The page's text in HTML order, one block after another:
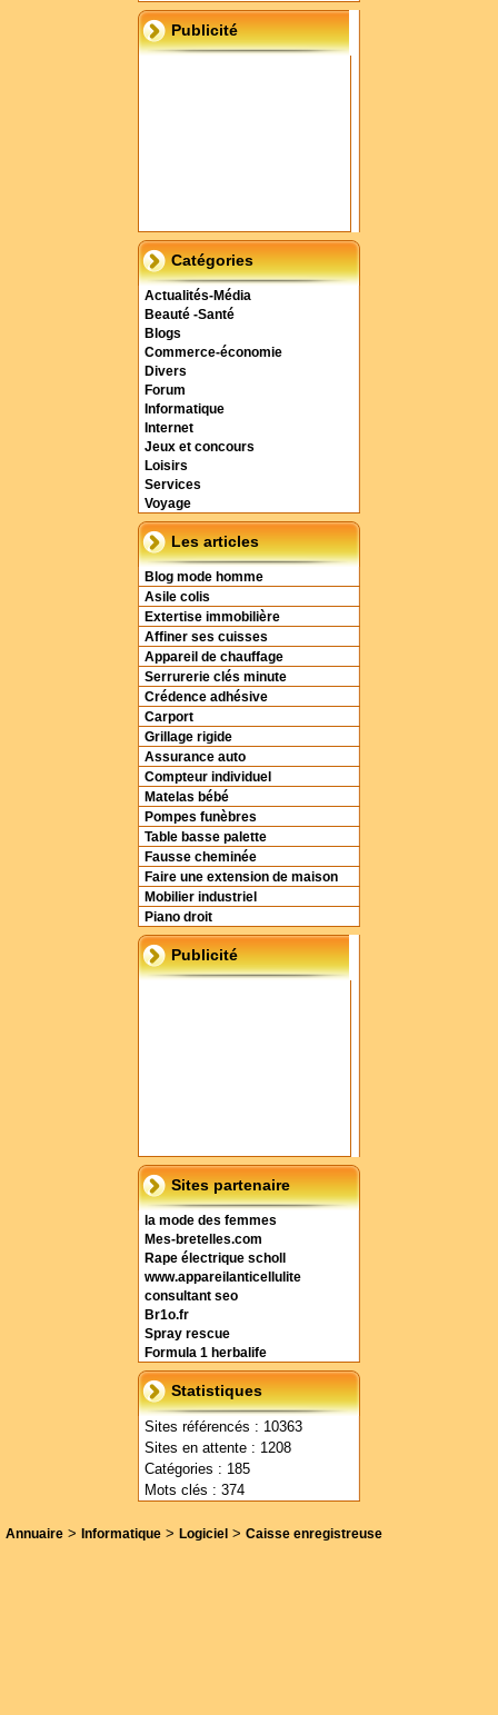
Publicité
Catégories
Actualités-Média
Beauté -Santé
Blogs
Commerce-économie
Divers
Forum
Informatique
Internet
Jeux et concours
Loisirs
Services
Voyage
Les articles
Blog mode homme
Asile colis
Extertise immobilière
Affiner ses cuisses
Appareil de chauffage
Serrurerie clés minute
Crédence adhésive
Carport
Grillage rigide
Assurance auto
Compteur individuel
Matelas bébé
Pompes funèbres
Table basse palette
Fausse cheminée
Faire une extension de maison
Mobilier industriel
Piano droit
Publicité
Sites partenaire
la mode des femmes
Mes-bretelles.com
Rape électrique scholl
www.appareilanticellulite
consultant seo
Br1o.fr
Spray rescue
Formula 1 herbalife
Statistiques
Sites référencés : 10363
Sites en attente : 1208
Catégories : 185
Mots clés : 374
Annuaire > Informatique > Logiciel > Caisse enregistreuse